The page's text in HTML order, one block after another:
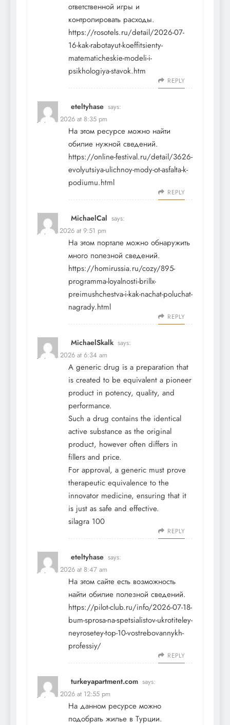
ответственной игры и
контролировать расходы.
https://rosotels.ru/detail/2026-07-
16-kak-rabotayut-koeffitsienty-
matematicheskie-modeli-i-
psikhologiya-stavok.htm
REPLY
eteltyhase says:
July 18, 2026 at 8:35 pm
На этом ресурсе можно найти
обилие нужной сведений.
https://online-festival.ru/detail/3626-
evolyutsiya-ulichnoy-mody-ot-asfalta-k-
podiumu.html
REPLY
MichaelCal says:
July 19, 2026 at 9:51 pm
На этом портале можно обнаружить
много полезной сведений.
https://homirussia.ru/cozy/895-
programma-loyalnosti-brillx-
preimushchestva-i-kak-nachat-poluchat-
nagrady.html
REPLY
MichaelSkalk says:
July 21, 2026 at 6:34 am
А generic drug is a preparation that
is created to be equivalent a pioneer
product in potency, quality, and
performance.
Such a drug contains the identical
active substance as the original
product, however often differs in
fillers and price.
For approval, a generic must prove
therapeutic equivalence to the
innovator medicine, ensuring that it
is just as safe and effective.
silagra 100
REPLY
eteltyhase says:
July 21, 2026 at 8:47 am
На этом сайте есть возможность
найти обилие полезной сведений.
https://pilot-club.ru/info/2026-07-18-
bum-sprosa-na-spetsialistov-ukrotiteley-
neyrosetey-top-10-vostrebovannykh-
professiy/
REPLY
turkeyapartment.com says:
July 21, 2026 at 12:55 pm
На данном ресурсе можно
подобрать жилье в Турции.